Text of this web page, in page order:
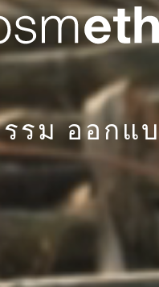
รม ออก